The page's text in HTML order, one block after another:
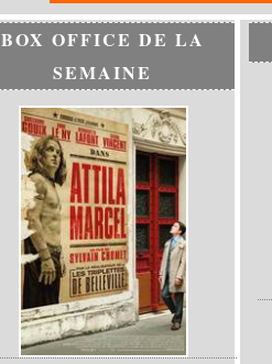
BOX OFFICE DE LA
SEMAINE